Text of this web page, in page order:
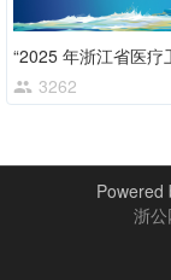
3262
Powered
浙